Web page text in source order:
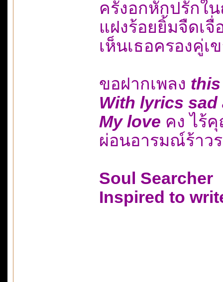
ครั้งอกหักปรักใ
แฝงร้อยยิ้มจืดเจื่
เห็นเธอครองคู่เ
ขอฝากเพลง
With lyrics sad
My love คง ไร้
ผ่อนอารมณ์ร้าว
Soul Searcher
Inspired to